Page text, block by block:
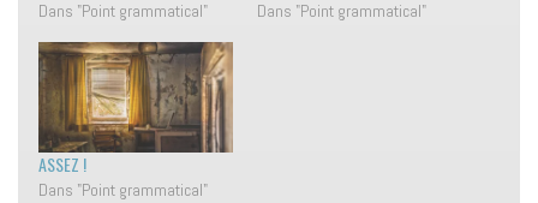
sens de votre phrase… et
💥 C’est parti pour la leçon !
👉 Deux mots presque
identiques… mais avec deux
sens très différents…
Dans "Point grammatical"
Laissez‑moi vous raconter
Dans "Point grammatical"
ASSEZ !
Dans "Point grammatical"